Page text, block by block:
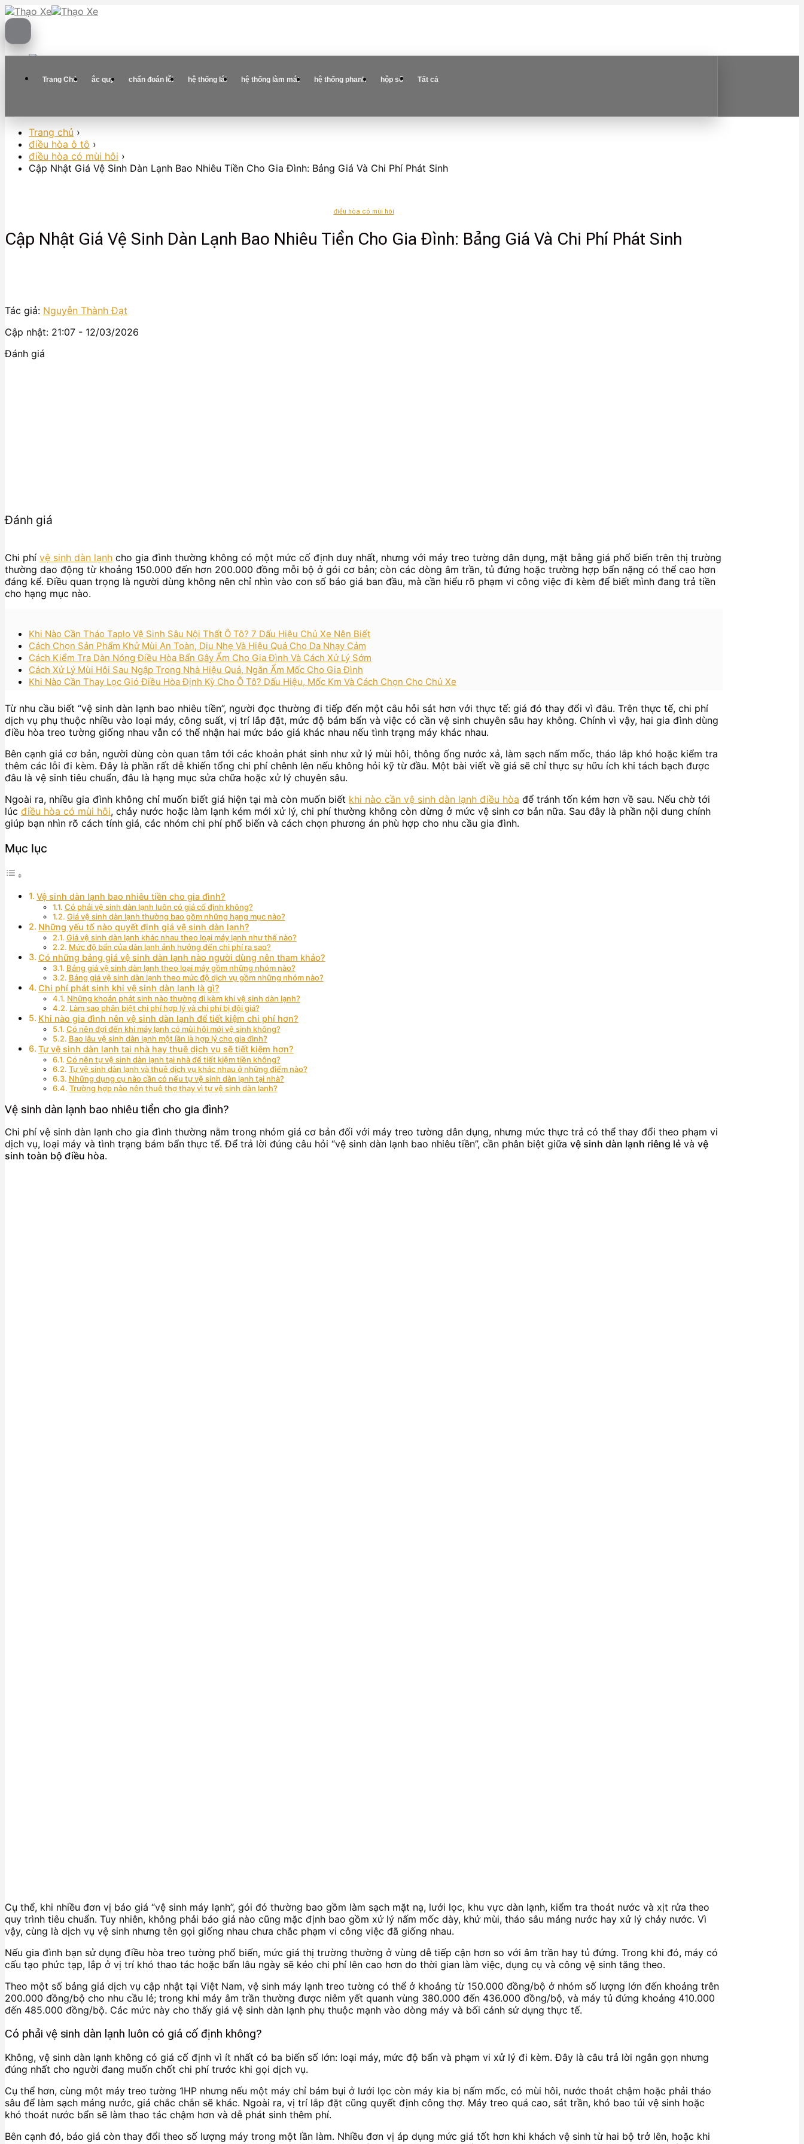
Skip
to
Trang Chủ ắc quy chẩn đoán lỗi hệ thống lái hệ thống làm mát hệ thống phanh hộp số Tất cả
Trang chủ ›
điều hòa ô tô ›
điều hòa có mùi hôi ›
Cập Nhật Giá Vệ Sinh Dàn Lạnh Bao Nhiêu Tiền Cho Gia Đình: Bảng Giá Và Chi Phí Phát Sinh
điều hòa có mùi hôi
Cập Nhật Giá Vệ Sinh Dàn Lạnh Bao Nhiêu Tiền Cho Gia Đình: Bảng Giá Và Chi Phí Phát Sinh
Tác giả: Nguyễn Thành Đạt
Cập nhật: 21:07 - 12/03/2026
Đánh giá
Đánh giá
Chi phí vệ sinh dàn lạnh cho gia đình thường không có một mức cố định duy nhất, nhưng với máy treo tường dân dụng, mặt bằng giá phổ biến trên thị trường
thường dao động từ khoảng 150.000 đến hơn 200.000 đồng mỗi bộ ở gói cơ bản; còn các dòng âm trần, tủ đứng hoặc trường hợp bẩn nặng có thể cao hơn
đáng kể. Điều quan trọng là người dùng không nên chỉ nhìn vào con số báo giá ban đầu, mà cần hiểu rõ phạm vi công việc đi kèm để biết mình đang trả tiền
cho hạng mục nào.
Khi Nào Cần Tháo Taplo Vệ Sinh Sâu Nội Thất Ô Tô? 7 Dấu Hiệu Chủ Xe Nên Biết
Cách Chọn Sản Phẩm Khử Mùi An Toàn, Dịu Nhẹ Và Hiệu Quả Cho Da Nhạy Cảm
Cách Kiểm Tra Dàn Nóng Điều Hòa Bẩn Gây Ẩm Cho Gia Đình Và Cách Xử Lý Sớm
Cách Xử Lý Mùi Hôi Sau Ngập Trong Nhà Hiệu Quả, Ngăn Ẩm Mốc Cho Gia Đình
Khi Nào Cần Thay Lọc Gió Điều Hòa Định Kỳ Cho Ô Tô? Dấu Hiệu, Mốc Km Và Cách Chọn Cho Chủ Xe
Từ nhu cầu biết “vệ sinh dàn lạnh bao nhiêu tiền”, người đọc thường đi tiếp đến một câu hỏi sát hơn với thực tế: giá đó thay đổi vì đâu. Trên thực tế, chi phí
dịch vụ phụ thuộc nhiều vào loại máy, công suất, vị trí lắp đặt, mức độ bám bẩn và việc có cần vệ sinh chuyên sâu hay không. Chính vì vậy, hai gia đình dùng
điều hòa treo tường giống nhau vẫn có thể nhận hai mức báo giá khác nhau nếu tình trạng máy khác nhau.
Bên cạnh giá cơ bản, người dùng còn quan tâm tới các khoản phát sinh như xử lý mùi hôi, thông ống nước xả, làm sạch nấm mốc, tháo lắp khó hoặc kiểm tra
thêm các lỗi đi kèm. Đây là phần rất dễ khiến tổng chi phí chênh lên nếu không hỏi kỹ từ đầu. Một bài viết về giá sẽ chỉ thực sự hữu ích khi tách bạch được
đâu là vệ sinh tiêu chuẩn, đâu là hạng mục sửa chữa hoặc xử lý chuyên sâu.
Ngoài ra, nhiều gia đình không chỉ muốn biết giá hiện tại mà còn muốn biết khi nào cần vệ sinh dàn lạnh điều hòa để tránh tốn kém hơn về sau. Nếu chờ tới
lúc điều hòa có mùi hôi, chảy nước hoặc làm lạnh kém mới xử lý, chi phí thường không còn dừng ở mức vệ sinh cơ bản nữa. Sau đây là phần nội dung chính
giúp bạn nhìn rõ cách tính giá, các nhóm chi phí phổ biến và cách chọn phương án phù hợp cho nhu cầu gia đình.
Mục lục
Vệ sinh dàn lạnh bao nhiêu tiền cho gia đình?
Có phải vệ sinh dàn lạnh luôn có giá cố định không?
Giá vệ sinh dàn lạnh thường bao gồm những hạng mục nào?
Những yếu tố nào quyết định giá vệ sinh dàn lạnh?
Giá vệ sinh dàn lạnh khác nhau theo loại máy lạnh như thế nào?
Mức độ bẩn của dàn lạnh ảnh hưởng đến chi phí ra sao?
Có những bảng giá vệ sinh dàn lạnh nào người dùng nên tham khảo?
Bảng giá vệ sinh dàn lạnh theo loại máy gồm những nhóm nào?
Bảng giá vệ sinh dàn lạnh theo mức độ dịch vụ gồm những nhóm nào?
Chi phí phát sinh khi vệ sinh dàn lạnh là gì?
Những khoản phát sinh nào thường đi kèm khi vệ sinh dàn lạnh?
Làm sao phân biệt chi phí hợp lý và chi phí bị đội giá?
Khi nào gia đình nên vệ sinh dàn lạnh để tiết kiệm chi phí hơn?
Có nên đợi đến khi máy lạnh có mùi hôi mới vệ sinh không?
Bao lâu vệ sinh dàn lạnh một lần là hợp lý cho gia đình?
Tự vệ sinh dàn lạnh tại nhà hay thuê dịch vụ sẽ tiết kiệm hơn?
Có nên tự vệ sinh dàn lạnh tại nhà để tiết kiệm tiền không?
Tự vệ sinh dàn lạnh và thuê dịch vụ khác nhau ở những điểm nào?
Những dụng cụ nào cần có nếu tự vệ sinh dàn lạnh tại nhà?
Trường hợp nào nên thuê thợ thay vì tự vệ sinh dàn lạnh?
Vệ sinh dàn lạnh bao nhiêu tiền cho gia đình?
Chi phí vệ sinh dàn lạnh cho gia đình thường nằm trong nhóm giá cơ bản đối với máy treo tường dân dụng, nhưng mức thực trả có thể thay đổi theo phạm vi
dịch vụ, loại máy và tình trạng bám bẩn thực tế. Để trả lời đúng câu hỏi “vệ sinh dàn lạnh bao nhiêu tiền”, cần phân biệt giữa vệ sinh dàn lạnh riêng lẻ và vệ
sinh toàn bộ điều hòa.
Cụ thể, khi nhiều đơn vị báo giá “vệ sinh máy lạnh”, gói đó thường bao gồm làm sạch mặt nạ, lưới lọc, khu vực dàn lạnh, kiểm tra thoát nước và xịt rửa theo
quy trình tiêu chuẩn. Tuy nhiên, không phải báo giá nào cũng mặc định bao gồm xử lý nấm mốc dày, khử mùi, tháo sâu máng nước hay xử lý chảy nước. Vì
vậy, cùng là dịch vụ vệ sinh nhưng tên gọi giống nhau chưa chắc phạm vi công việc đã giống nhau.
Nếu gia đình bạn sử dụng điều hòa treo tường phổ biến, mức giá thị trường thường ở vùng dễ tiếp cận hơn so với âm trần hay tủ đứng. Trong khi đó, máy có
cấu tạo phức tạp, lắp ở vị trí khó thao tác hoặc bẩn lâu ngày sẽ kéo chi phí lên cao hơn do thời gian làm việc, dụng cụ và công vệ sinh tăng theo.
Theo một số bảng giá dịch vụ cập nhật tại Việt Nam, vệ sinh máy lạnh treo tường có thể ở khoảng từ 150.000 đồng/bộ ở nhóm số lượng lớn đến khoảng trên
200.000 đồng/bộ cho nhu cầu lẻ; trong khi máy âm trần thường được niêm yết quanh vùng 380.000 đến 436.000 đồng/bộ, và máy tủ đứng khoảng 410.000
đến 485.000 đồng/bộ. Các mức này cho thấy giá vệ sinh dàn lạnh phụ thuộc mạnh vào dòng máy và bối cảnh sử dụng thực tế.
Có phải vệ sinh dàn lạnh luôn có giá cố định không?
Không, vệ sinh dàn lạnh không có giá cố định vì ít nhất có ba biến số lớn: loại máy, mức độ bẩn và phạm vi xử lý đi kèm. Đây là câu trả lời ngắn gọn nhưng
đúng nhất cho người đang muốn chốt chi phí trước khi gọi dịch vụ.
Cụ thể hơn, cùng một máy treo tường 1HP nhưng nếu một máy chỉ bám bụi ở lưới lọc còn máy kia bị nấm mốc, có mùi hôi, nước thoát chậm hoặc phải tháo
sâu để làm sạch máng nước, giá chắc chắn sẽ khác. Ngoài ra, vị trí lắp đặt cũng quyết định công thợ. Máy treo quá cao, sát trần, khó bao túi vệ sinh hoặc
khó thoát nước bẩn sẽ làm thao tác chậm hơn và dễ phát sinh thêm phí.
Bên cạnh đó, báo giá còn thay đổi theo số lượng máy trong một lần làm. Nhiều đơn vị áp dụng mức giá tốt hơn khi khách vệ sinh từ hai bộ trở lên, hoặc khi